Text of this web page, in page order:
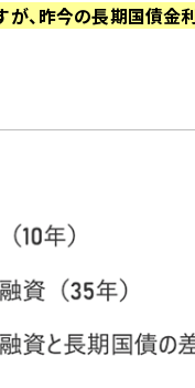
が、昨今の長期国債金